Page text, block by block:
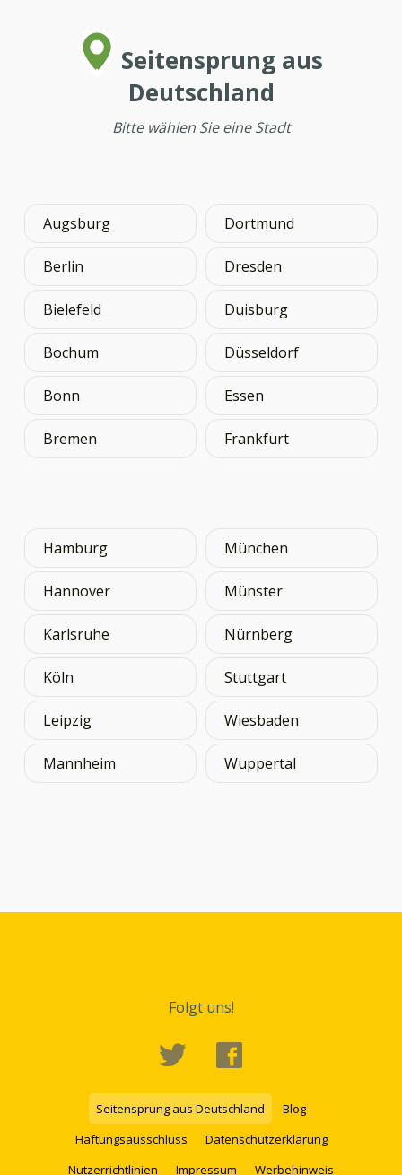
Seitensprung aus
Deutschland
Bitte wählen Sie eine Stadt
Augsburg
Berlin
Bielefeld
Bochum
Bonn
Bremen
Dortmund
Dresden
Duisburg
Düsseldorf
Essen
Frankfurt
Hamburg
Hannover
Karlsruhe
Köln
Leipzig
Mannheim
München
Münster
Nürnberg
Stuttgart
Wiesbaden
Wuppertal
Folgt uns!
Seitensprung aus Deutschland
Blog
Haftungsausschluss
Datenschutzerklärung
Nutzerrichtlinien
Impressum Werbehinweis